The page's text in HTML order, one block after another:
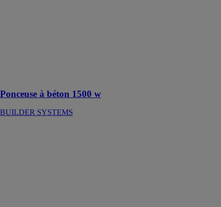
Ponceuse à béton 1500 w
BUILDER SYSTEMS